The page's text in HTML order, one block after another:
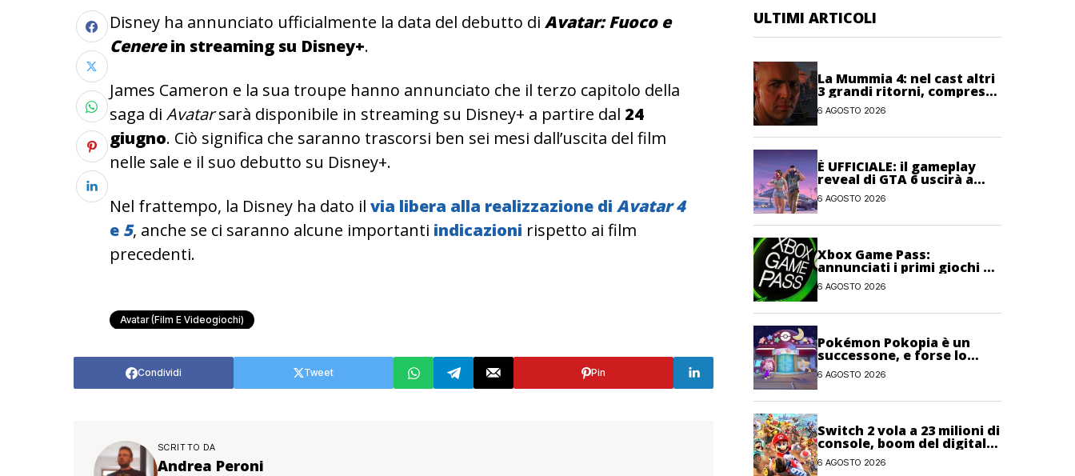
Disney ha annunciato ufficialmente la data del debutto di Avatar: Fuoco e
Cenerein streaming su Disney+.
James Cameron e la sua troupe hanno annunciato che il terzo capitolo della
saga di Avatarsarà disponibile in streaming su Disney+ a partire dal 24
giugno. Ciò significa che saranno trascorsi ben sei mesi dall’uscita del film
nelle sale e il suo debutto su Disney+.
Nel frattempo, la Disney ha dato il via libera alla realizzazione di Avatar 4
e 5, anche se ci saranno alcune importanti indicazioni rispetto ai film
precedenti.
Avatar (film E Videogiochi)
Condividi Tweet Pin
SCRITTO DA
Andrea Peroni
ULTIMI ARTICOLI
La Mummia 4: nel cast altri
3 grandi ritorni, compreso
Imhotep
6 AGOSTO 2026
È UFFICIALE: il gameplay
reveal di GTA 6 uscirà a
fine mese su Netflix!
6 AGOSTO 2026
Xbox Game Pass:
annunciati i primi giochi di
agosto 2026
6 AGOSTO 2026
Pokémon Pokopia è un
successone, e forse lo
spin-off più venduto del
franchise
6 AGOSTO 2026
Switch 2 vola a 23 milioni di
console, boom del digitale
anche per Nintendo
6 AGOSTO 2026